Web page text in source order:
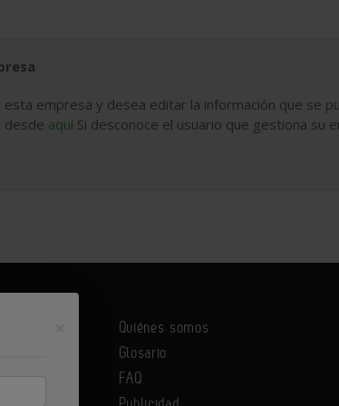
empresa y desea editar la información que se
desde aquí Si desconoce el usuario que gestiona su
Quiénes somos
Glosario
FAQ